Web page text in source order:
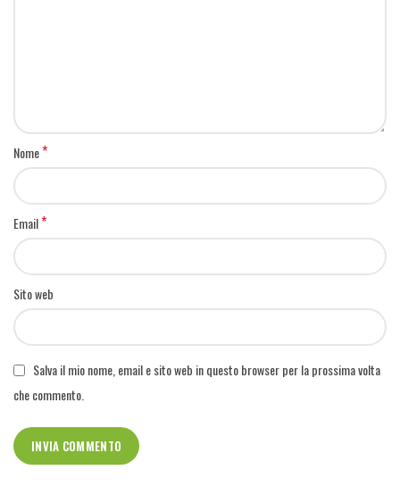
Nome*
Email*
Sito web
Salva il mio nome, email e sito web in questo browser per la prossima volta
che commento.